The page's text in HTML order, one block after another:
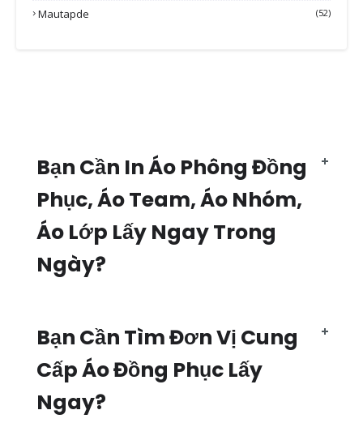
Mautapde (52)
Bạn Cần In Áo Phông Đồng
Phục, Áo Team, Áo Nhóm,
Áo Lớp Lấy Ngay Trong
Ngày?
Bạn Cần Tìm Đơn Vị Cung
Cấp Áo Đồng Phục Lấy
Ngay?